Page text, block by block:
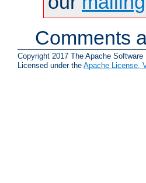
Comments
Copyright 2017 The Apache Software
Licensed under the Apache License,